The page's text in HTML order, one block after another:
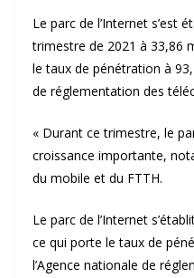
Le parc de l’Internet s’est
trimestre de 2021 à 33,86
le taux de pénétration à
de réglementation des
« Durant ce trimestre, le
croissance importante,
du mobile et du FTTH.
Le parc de l’Internet
ce qui porte le taux de
l’Agence nationale de